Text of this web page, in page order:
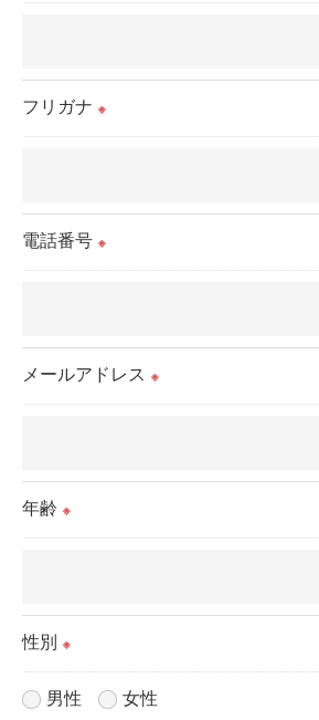
＜個人情報の開示･訂正・削除･利
いて＞
ご本人である事を確認のうえ、対
す。
フリガナ ※
電話番号 ※
メールアドレス ※
年齢 ※
性別 ※
男性
女性